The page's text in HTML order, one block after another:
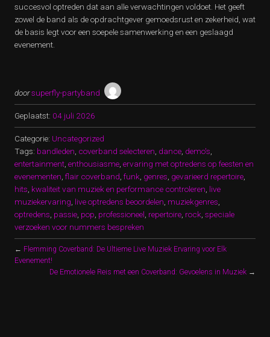
succesvol optreden dat aan alle verwachtingen voldoet. Het geeft
zowel de band als de opdrachtgever gemoedsrust en zekerheid, wat
de basis legt voor een soepele samenwerking en een geslaagd
evenement.
doorsuperfly-partyband
Geplaatst: 04 juli 2026
Categorie: Uncategorized
Tags: bandleden, coverband selecteren, dance, demo's,
entertainment, enthousiasme, ervaring met optredens op feesten en
evenementen, flair coverband, funk, genres, gevarieerd repertoire,
hits, kwaliteit van muziek en performance controleren, live
muziekervaring, live optredens beoordelen, muziekgenres,
optredens, passie, pop, professioneel, repertoire, rock, speciale
verzoeken voor nummers bespreken
← Flemming Coverband: De Ultieme Live Muziek Ervaring voor Elk
Evenement!
De Emotionele Reis met een Coverband: Gevoelens in Muziek →